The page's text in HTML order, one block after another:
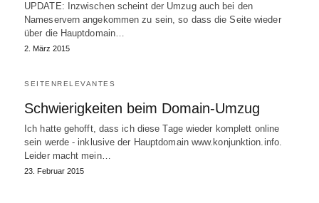
UPDATE: Inzwischen scheint der Umzug auch bei den
Nameservern angekommen zu sein, so dass die Seite wieder
über die Hauptdomain…
2. März 2015
SEITENRELEVANTES
Schwierigkeiten beim Domain-Umzug
Ich hatte gehofft, dass ich diese Tage wieder komplett online
sein werde - inklusive der Hauptdomain www.konjunktion.info.
Leider macht mein…
23. Februar 2015